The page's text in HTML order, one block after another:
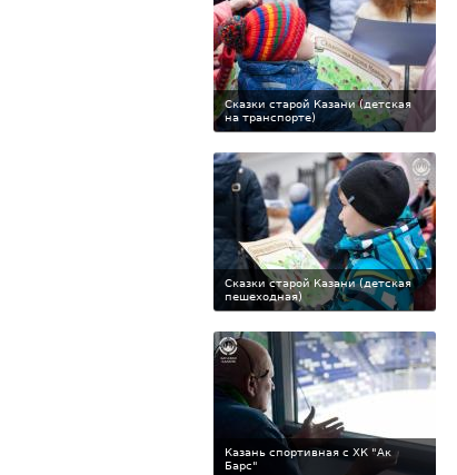
Сказки старой Казани (детская
на транспорте)
Сказки старой Казани (детская
пешеходная)
Казань спортивная с ХК "Ак
Барс"